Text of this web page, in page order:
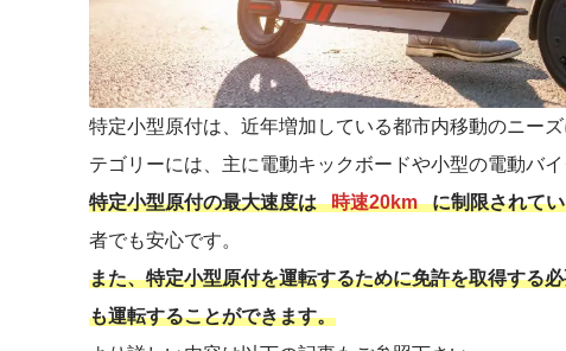
特定小型原付は、近年増加している都市内移動のニー
テゴリーには、主に電動キックボードや小型の電動バイ
特定小型原付の最大速度は
時速20km に制限されて
者でも安心です。
また、特定小型原付を運転するために免許を取得する
も運転することができます。